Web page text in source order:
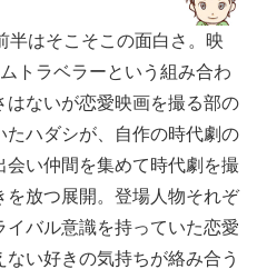
半はそこそこの面白さ。映
トラベラーという組み合わ
ないが恋愛映画を撮る部の
ハダシが、自作の時代劇の
い仲間を集めて時代劇を撮
を放つ展開。登場人物それぞ
バル意識を持っていた恋愛
い好きの気持ちが絡み合う